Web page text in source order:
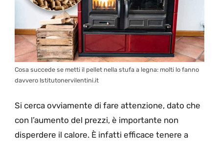
Cosa succede se metti il pellet nella stufa a legna: molti lo fanno
davvero Istitutonervilentini.it
Si cerca ovviamente di fare attenzione, dato che
con l’aumento del prezzi, è importante non
disperdere il calore. È infatti efficace tenere a